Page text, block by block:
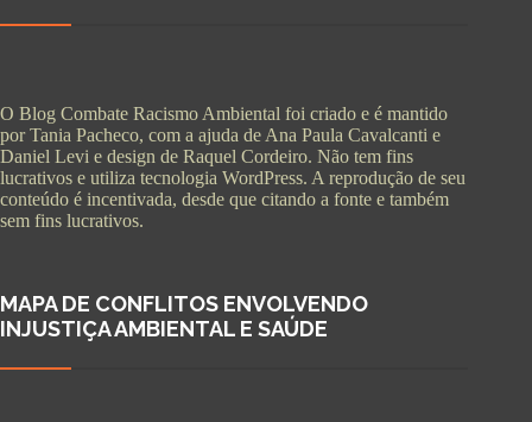
O Blog Combate Racismo Ambiental foi criado e é mantido
por Tania Pacheco, com a ajuda de Ana Paula Cavalcanti e
Daniel Levi e design de Raquel Cordeiro. Não tem fins
lucrativos e utiliza tecnologia WordPress. A reprodução de seu
conteúdo é incentivada, desde que citando a fonte e também
sem fins lucrativos.
MAPA DE CONFLITOS ENVOLVENDO
INJUSTIÇA AMBIENTAL E SAÚDE